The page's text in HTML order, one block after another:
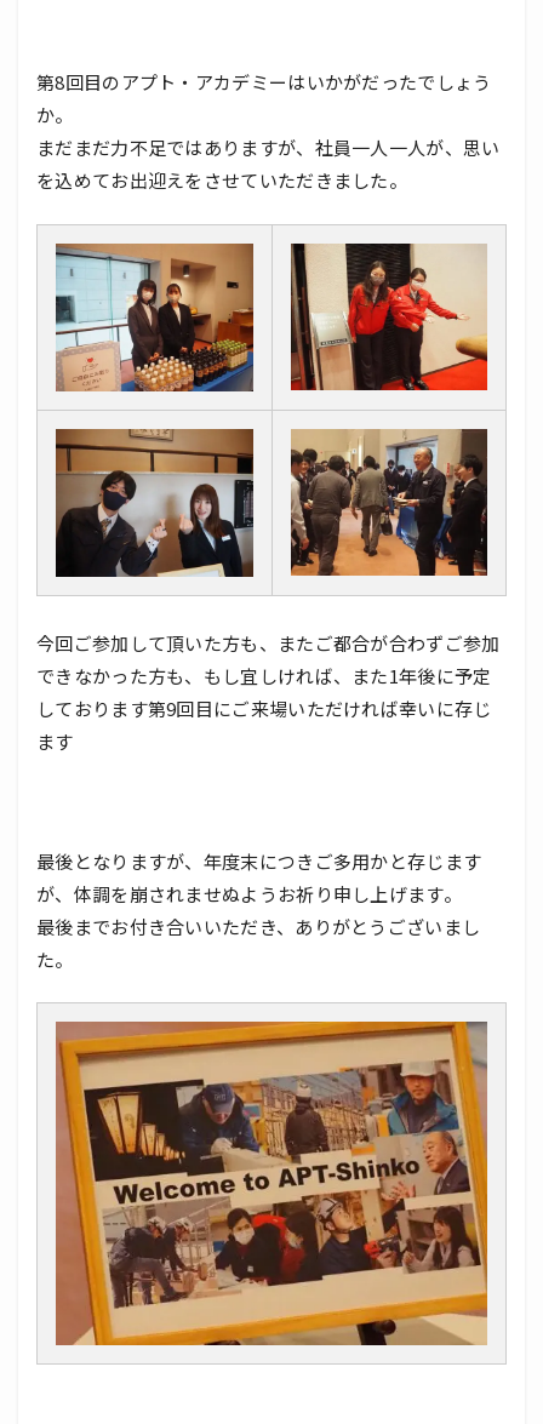
第8回目のアプト・アカデミーはいかがだったでしょう
か。
まだまだ力不足ではありますが、社員一人一人が、思い
を込めてお出迎えをさせていただきました。
今回ご参加して頂いた方も、またご都合が合わずご参加
できなかった方も、もし宜しければ、また1年後に予定
しております第9回目にご来場いただければ幸いに存じ
ます
最後となりますが、年度末につきご多用かと存じます
が、体調を崩されませぬようお祈り申し上げます。
最後までお付き合いいただき、ありがとうございまし
た。